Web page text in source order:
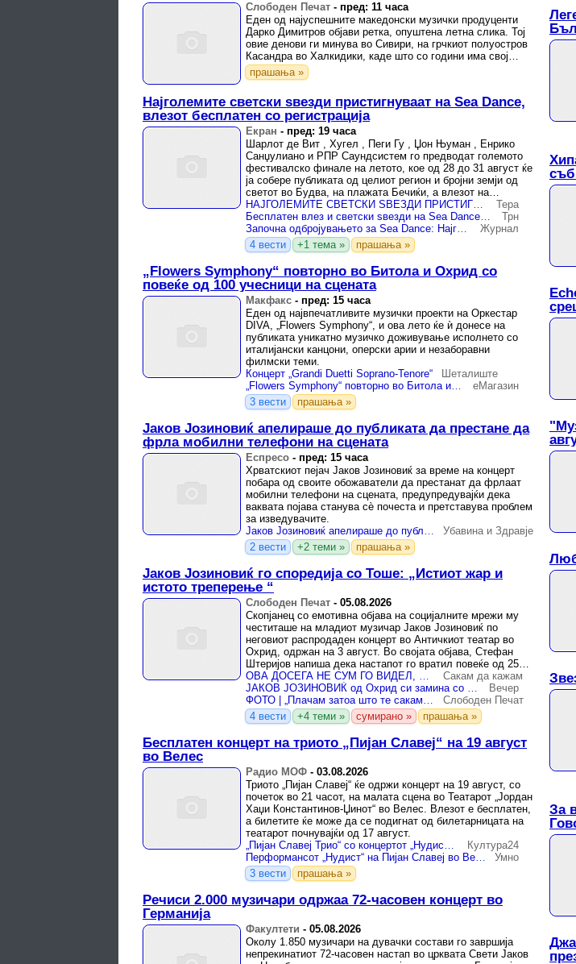
Слободен Печат - пред: 11 часа
Еден од најуспешните македонски музички продуценти
Дарко Димитров објави ретка, опуштена летна слика. Тој
овие денови ги минува во Сивири, на грчкиот полуостров
Касандра во Халкидики, каде што со години има свој…
прашања »
Најголемите светски ѕвезди пристигнуваат на Sea Dance,
влезот бесплатен со регистрација
Екран - пред: 19 часа
Шарлот де Вит , Хугел , Пеги Гу , Џон Њуман , Енрико
Санџулиано и РПР Саундсистем го предводат големото
фестивалско финале на летото, кое од 28 до 31 август ќе
ја собере публиката од целиот регион и бројни земји од
светот во Будва, на плажата Бечиќи, а влезот на
фестивалот е ...
НАЈГОЛЕМИТЕ СВЕТСКИ ЅВЕЗДИ ПРИСТИГНУВААТ ВО БУДВА
Тера
Бесплатен влез и светски ѕвезди на Sea Dance фестивалот во Будва
Трн
Започна одбројувањето за Sea Dance: Најголемите светски ѕвезди пристигнуваат во Будва, влезот бесплатен со регистрација
Журнал
4 вести
+1 тема » прашања »
„Flowers Symphony“ повторно во Битола и Охрид со
повеќе од 100 учесници на сцената
Макфакс - пред: 15 часа
Еден од највпечатливите музички проекти на Оркестар
DIVA, „Flowers Symphony“, и ова лето ќе ѝ донесе на
публиката уникатно музичко доживување исполнето со
италијански канцони, оперски арии и незаборавни
филмски теми.
Концерт „Grandi Duetti Soprano-Tenore“
Шеталиште
„Flowers Symphony“ повторно во Битола и Охрид со повеќе од 100 учесници на сцената
еМагазин
3 вести
прашања »
Јаков Јозиновиќ апелираше до публиката да престане да
фрла мобилни телефони на сцената
Еспресо - пред: 15 часа
Хрватскиот пејач Јаков Јозиновиќ за време на концерт
побара од своите обожаватели да престанат да фрлаат
мобилни телефони на сцената, предупредувајќи дека
ваквата појава станува сѐ почеста и претставува проблем
за изведувачите.
Јаков Јозиновиќ апелираше до публиката да престане да фрла мобилни телефони на сцената
Убавина и Здравје
2 вести
+2 теми » прашања »
Јаков Јозиновиќ го споредија со Тоше: „Истиот жар и
истото треперење “
Слободен Печат - 05.08.2026
Скопјанец со емотивна објава на социјалните мрежи му
честиташе на младиот музичар Јаков Јозиновиќ по
неговиот распродаден концерт во Античкиот театар во
Охрид, одржан на 3 август. Во својата објава, Стефан
Штеријов напиша дека настапот го вратил повеќе од 25
години наназад, во ...
ОВА ДОСЕГА НЕ СУМ ГО ВИДЕЛ, ИМ РЕЧЕ ЈАКОВ ЈОЗИНОВИЌ НА РАСПЛАКАНИТЕ ТИНЕЈЏЕРКИ ВО ПРЕПОЛНИОТ АНТИЧКИ ТЕАТАР ВО ОХРИД
Сакам да кажам
ЈАКОВ ЈОЗИНОВИЌ од Охрид си замина со една желба: Морам повторно да дојдам
Вечер
ФОТО | „Плачам затоа што те сакам“: Јаков Јозиновиќ предизвика еуфорија на концертот во Охрид, Антички театар најполн досега
Слободен Печат
4 вести
+4 теми » сумирано » прашања »
Бесплатен концерт на триото „Пијан Славеј“ на 19 август
во Велес
Радио МОФ - 03.08.2026
Триото „Пијан Славеј“ ќе одржи концерт на 19 август, со
почеток во 21 часот, на малата сцена во Театарот „Јордан
Хаџи Константинов-Џинот“ во Велес. Влезот е бесплатен,
а билетите ќе може да се подигнат од билетарницата на
театарот почнувајќи од 17 август.
„Пијан Славеј Трио“ со концертот „Нудист“ во Велес
Култура24
Перформансот „Нудист“ на Пијан Славеј во Велес на 19 август
Умно
3 вести
прашања »
Речиси 2.000 музичари одржаа 72-часовен концерт во
Германија
Факултети - 05.08.2026
Околу 1.850 музичари на дувачки состави го завршија
непрекинатиот 72-часовен настап во црквата Свети Јаков
За